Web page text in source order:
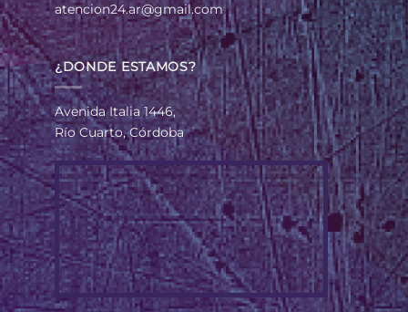
atencion24.ar@gmail.com
¿DONDE ESTAMOS?
Avenida Italia 1446,
Río Cuarto, Córdoba